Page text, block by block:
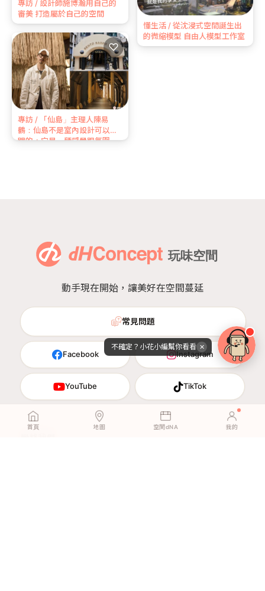
專訪 / 設計師施博瀚用自己的
審美 打造屬於自己的空間
專訪 / 「仙島」主理人陳易
鶴：仙島不是室內設計可以說
明的，它是一種感覺跟氛圍
♡
懂生活 / 從沈浸式空間誕生出
的微縮模型 自由人模型工作室
動手現在開始，讓美好在空間蔓延
常見問題
Facebook Instagram
YouTube TikTok
首頁 地圖 空間dNA 我的
不確定？小花小編幫你看看 ✕